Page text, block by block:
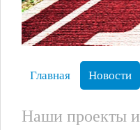
Главная Новости
Наши проекты и